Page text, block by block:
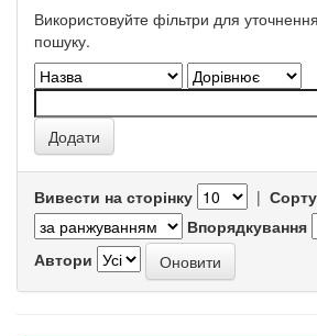
Використовуйте фільтри для
пошуку.
Вивести на сторінку |
Впорядкування
Автори